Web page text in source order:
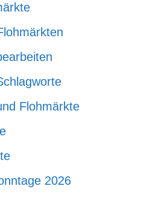
Flohmärkte
2026